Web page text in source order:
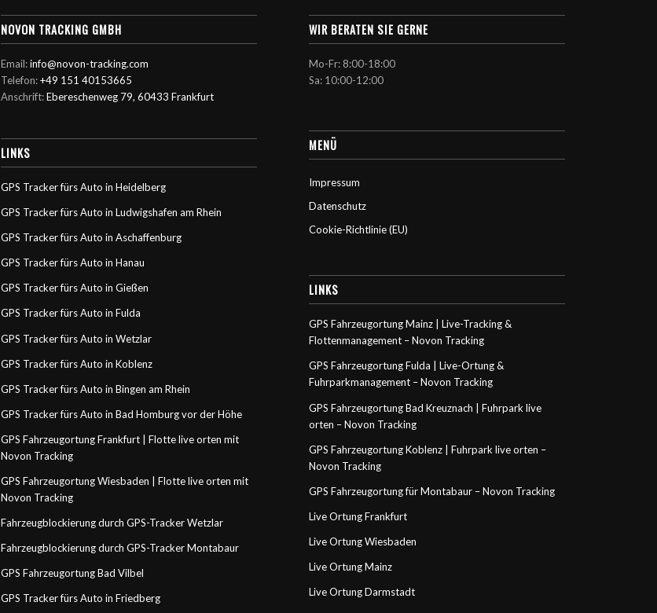
NOVON TRACKING GMBH
Email:info@novon-tracking.com
Telefon:+49 151 40153665
Anschrift:Ebereschenweg 79, 60433 Frankfurt
LINKS
GPS Tracker fürs Auto in Heidelberg
GPS Tracker fürs Auto in Ludwigshafen am Rhein
GPS Tracker fürs Auto in Aschaffenburg
GPS Tracker fürs Auto in Hanau
GPS Tracker fürs Auto in Gießen
GPS Tracker fürs Auto in Fulda
GPS Tracker fürs Auto in Wetzlar
GPS Tracker fürs Auto in Koblenz
GPS Tracker fürs Auto in Bingen am Rhein
GPS Tracker fürs Auto in Bad Homburg vor der Höhe
GPS Fahrzeugortung Frankfurt | Flotte live orten mit
Novon Tracking
GPS Fahrzeugortung Wiesbaden | Flotte live orten mit
Novon Tracking
Fahrzeugblockierung durch GPS-Tracker Wetzlar
Fahrzeugblockierung durch GPS-Tracker Montabaur
GPS Fahrzeugortung Bad Vilbel
GPS Tracker fürs Auto in Friedberg
WIR BERATEN SIE GERNE
Mo-Fr: 8:00-18:00
Sa: 10:00-12:00
MENÜ
Impressum
Datenschutz
Cookie-Richtlinie (EU)
LINKS
GPS Fahrzeugortung Mainz | Live-Tracking &
Flottenmanagement – Novon Tracking
GPS Fahrzeugortung Fulda | Live-Ortung &
Fuhrparkmanagement – Novon Tracking
GPS Fahrzeugortung Bad Kreuznach | Fuhrpark live
orten – Novon Tracking
GPS Fahrzeugortung Koblenz | Fuhrpark live orten –
Novon Tracking
GPS Fahrzeugortung für Montabaur – Novon Tracking
Live Ortung Frankfurt
Live Ortung Wiesbaden
Live Ortung Mainz
Live Ortung Darmstadt